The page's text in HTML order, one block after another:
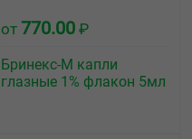
от 770.00 ₽
Бринекс-М капли
глазные 1% флакон 5мл